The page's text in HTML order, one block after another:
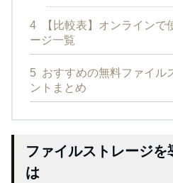
4
【比較表】オンラインで
ージ一覧
5 おすすめの無料ファイル
ントまとめ
ファイルストレージを
は